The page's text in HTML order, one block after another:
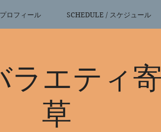
ロフィール SCHEDULE / スケジュール
ラエティ
草